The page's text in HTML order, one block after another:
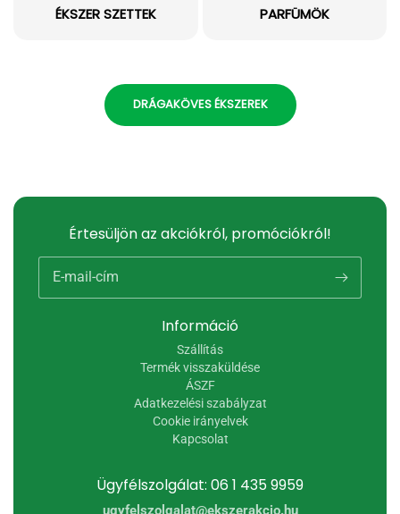
ÉKSZER SZETTEK PARFÜMÖK
DRÁGAKÖVES ÉKSZEREK
Ügyfélszolgálat: 06 1 435 9959
Információ
Szállítás
Termék visszaküldése
ÁSZF
Adatkezelési szabályzat
Cookie irányelvek
Kapcsolat
Értesüljön az akciókról, promóciókról!
E-mail-cím